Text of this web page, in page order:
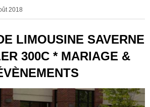
2018
LIMOUSINE SAVERNE
300C * MARIAGE &